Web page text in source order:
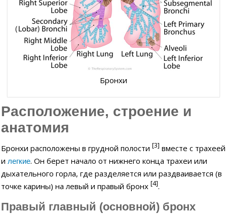
Бронхи
Расположение, строение и
анатомия
Бронхи расположены в грудной полости[3] вместе с трахеей
илегкие. Он берет начало от нижнего конца трахеи или
дыхательного горла, где разделяется или раздваивается (в
точке карины) на левый и правый бронх[4].
Правый главный (основной) бронх